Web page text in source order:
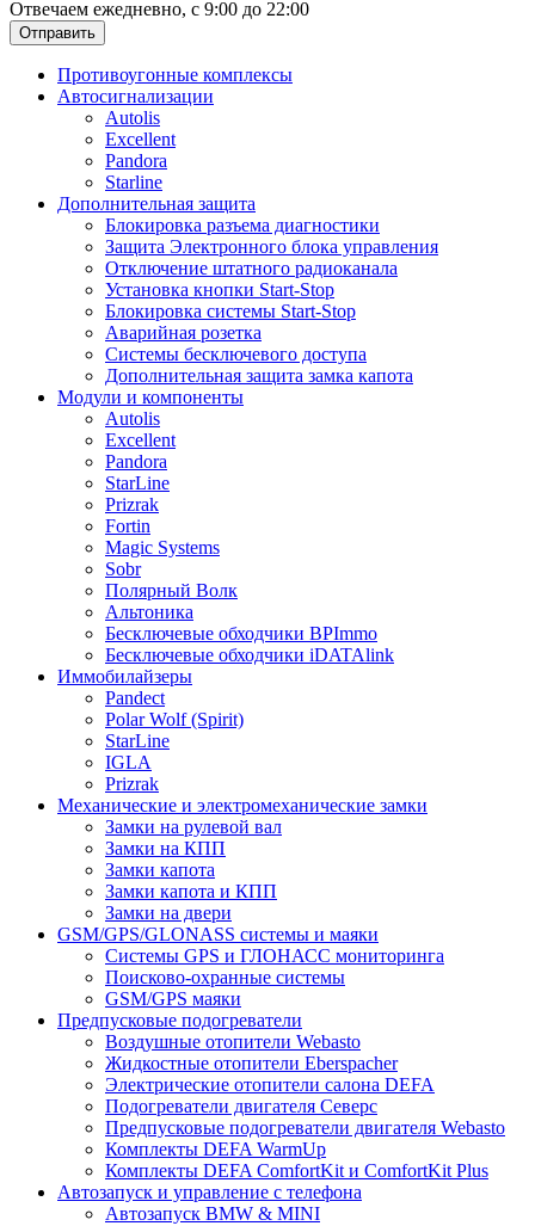
Отвечаем ежедневно, с 9:00 до 22:00
Отправить
Противоугонные комплексы
Автосигнализации
Autolis
Excellent
Pandora
Starline
Дополнительная защита
Блокировка разъема диагностики
Защита Электронного блока управления
Отключение штатного радиоканала
Установка кнопки Start-Stop
Блокировка системы Start-Stop
Аварийная розетка
Системы бесключевого доступа
Дополнительная защита замка капота
Модули и компоненты
Autolis
Excellent
Pandora
StarLine
Prizrak
Fortin
Magic Systems
Sobr
Полярный Волк
Альтоника
Бесключевые обходчики BPImmo
Бесключевые обходчики iDATAlink
Иммобилайзеры
Pandect
Polar Wolf (Spirit)
StarLine
IGLA
Prizrak
Механические и электромеханические замки
Замки на рулевой вал
Замки на КПП
Замки капота
Замки капота и КПП
Замки на двери
GSM/GPS/GLONASS системы и маяки
Системы GPS и ГЛОНАСС мониторинга
Поисково-охранные системы
GSM/GPS маяки
Предпусковые подогреватели
Воздушные отопители Webasto
Жидкостные отопители Eberspacher
Электрические отопители салона DEFA
Подогреватели двигателя Северс
Предпусковые подогреватели двигателя Webasto
Комплекты DEFA WarmUp
Комплекты DEFA ComfortKit и ComfortKit Plus
Автозапуск и управление с телефона
Автозапуск BMW & MINI